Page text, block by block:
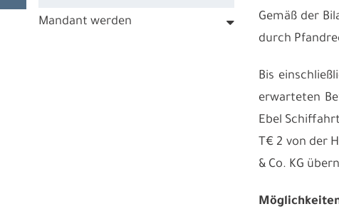
Mandant werden
Gemäß der
durch
Bis
erwarteten
Ebel
T€ 2 von der
& Co. KG